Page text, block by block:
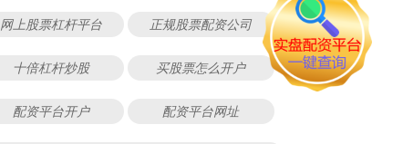
网上股票杠杆平台 正规股票配资公司
十倍杠杆炒股 买股票怎么开户
配资平台开户 配资平台网址